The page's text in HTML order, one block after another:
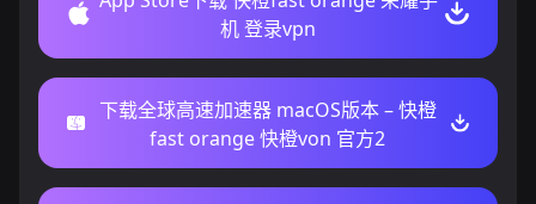
机 登录vpn
下载全球高速加速器 macOS版本 – 快橙
fast orange 快橙von 官方2